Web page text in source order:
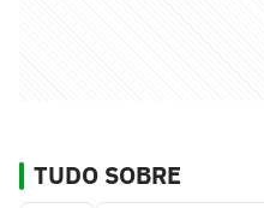
TUDO SOBRE